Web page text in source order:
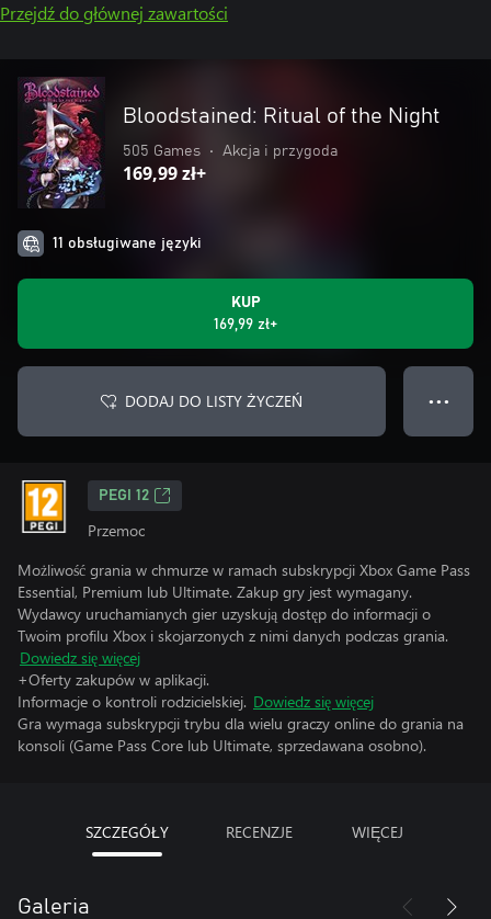
Przejdź do głównej zawartości
Bloodstained: Ritual of the Night
505 Games • Akcja i przygoda
169,99 zł+
11 obsługiwane języki
KUP
169,99 zł+
DODAJ DO LISTY ŻYCZEŃ ● ● ●
PEGI 12
Przemoc
Możliwość grania w chmurze w ramach subskrypcji Xbox Game Pass
Essential, Premium lub Ultimate. Zakup gry jest wymagany.
Wydawcy uruchamianych gier uzyskują dostęp do informacji o
Twoim profilu Xbox i skojarzonych z nimi danych podczas grania.
Dowiedz się więcej
+Oferty zakupów w aplikacji.
Informacje o kontroli rodzicielskiej. Dowiedz się więcej
Gra wymaga subskrypcji trybu dla wielu graczy online do grania na
konsoli (Game Pass Core lub Ultimate, sprzedawana osobno).
SZCZEGÓŁY RECENZJE WIĘCEJ
Galeria